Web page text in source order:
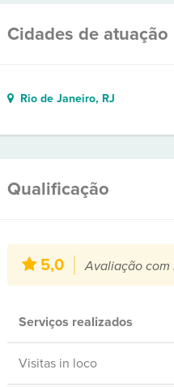
Cidades de atuação
Rio de Janeiro, RJ
Qualificação
5,0 Avaliação com
Serviços realizados
Visitas in loco